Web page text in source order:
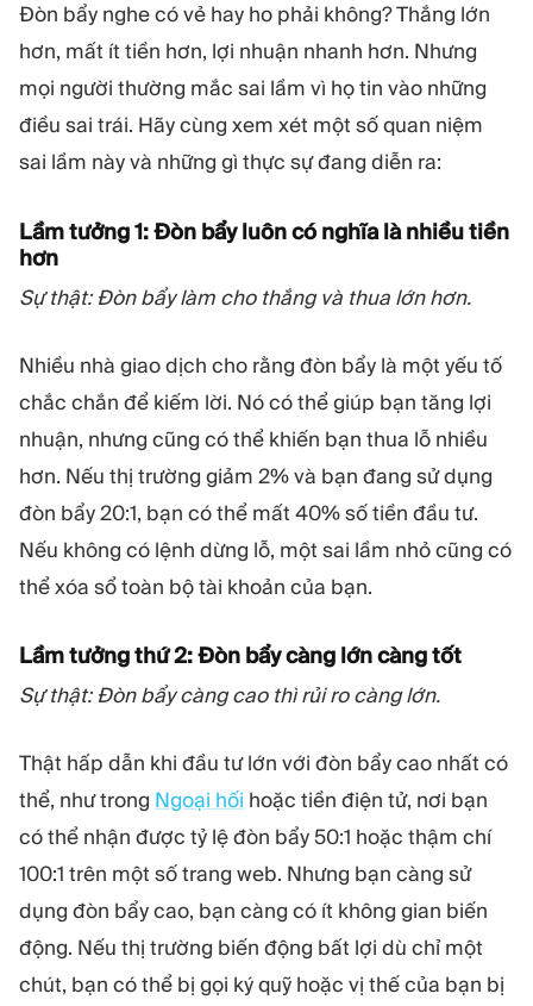
Đòn bẩy nghe có vẻ hay ho phải không? Thắng lớn
hơn, mất ít tiền hơn, lợi nhuận nhanh hơn. Nhưng
mọi người thường mắc sai lầm vì họ tin vào những
điều sai trái. Hãy cùng xem xét một số quan niệm
sai lầm này và những gì thực sự đang diễn ra:
Lầm tưởng 1: Đòn bẩy luôn có nghĩa là nhiều tiền
hơn
Sự thật: Đòn bẩy làm cho thắng và thua lớn hơn.
Nhiều nhà giao dịch cho rằng đòn bẩy là một yếu tố
chắc chắn để kiếm lời. Nó có thể giúp bạn tăng lợi
nhuận, nhưng cũng có thể khiến bạn thua lỗ nhiều
hơn. Nếu thị trường giảm 2% và bạn đang sử dụng
đòn bẩy 20:1, bạn có thể mất 40% số tiền đầu tư.
Nếu không có lệnh dừng lỗ, một sai lầm nhỏ cũng có
thể xóa sổ toàn bộ tài khoản của bạn.
Lầm tưởng thứ 2: Đòn bẩy càng lớn càng tốt
Sự thật: Đòn bẩy càng cao thì rủi ro càng lớn.
Thật hấp dẫn khi đầu tư lớn với đòn bẩy cao nhất có
thể, như trong Ngoại hối hoặc tiền điện tử, nơi bạn
có thể nhận được tỷ lệ đòn bẩy 50:1 hoặc thậm chí
100:1 trên một số trang web. Nhưng bạn càng sử
dụng đòn bẩy cao, bạn càng có ít không gian biến
động. Nếu thị trường biến động bất lợi dù chỉ một
chút, bạn có thể bị gọi ký quỹ hoặc vị thế của bạn bị